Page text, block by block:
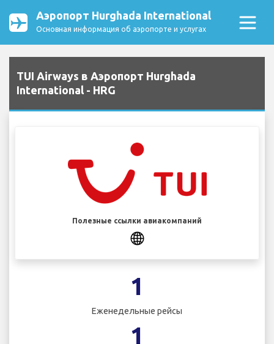
Аэропорт Hurghada International
Основная информация об аэропорте и услугах
TUI Airways в Аэропорт Hurghada
International - HRG
Полезные ссылки авиакомпаний
1
Еженедельные рейсы
1